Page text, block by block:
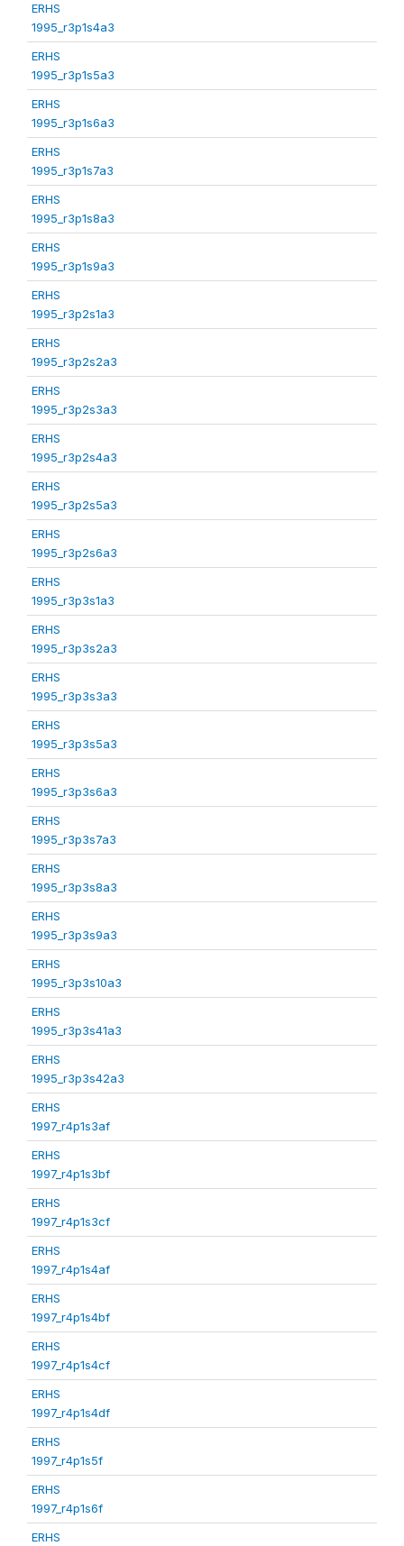
ERHS
1995_r3p1s4a3
ERHS
1995_r3p1s5a3
ERHS
1995_r3p1s6a3
ERHS
1995_r3p1s7a3
ERHS
1995_r3p1s8a3
ERHS
1995_r3p1s9a3
ERHS
1995_r3p2s1a3
ERHS
1995_r3p2s2a3
ERHS
1995_r3p2s3a3
ERHS
1995_r3p2s4a3
ERHS
1995_r3p2s5a3
ERHS
1995_r3p2s6a3
ERHS
1995_r3p3s1a3
ERHS
1995_r3p3s2a3
ERHS
1995_r3p3s3a3
ERHS
1995_r3p3s5a3
ERHS
1995_r3p3s6a3
ERHS
1995_r3p3s7a3
ERHS
1995_r3p3s8a3
ERHS
1995_r3p3s9a3
ERHS
1995_r3p3s10a3
ERHS
1995_r3p3s41a3
ERHS
1995_r3p3s42a3
ERHS
1997_r4p1s3af
ERHS
1997_r4p1s3bf
ERHS
1997_r4p1s3cf
ERHS
1997_r4p1s4af
ERHS
1997_r4p1s4bf
ERHS
1997_r4p1s4cf
ERHS
1997_r4p1s4df
ERHS
1997_r4p1s5f
ERHS
1997_r4p1s6f
ERHS